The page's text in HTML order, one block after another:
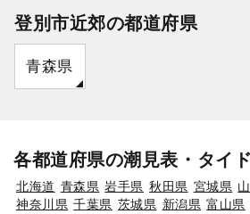
登別市近郊の都道府県
青森県
各都道府県の潮見表・タイ
北海道 青森県 岩手県 秋田県 宮城県
神奈川県 千葉県 茨城県 新潟県 富山県